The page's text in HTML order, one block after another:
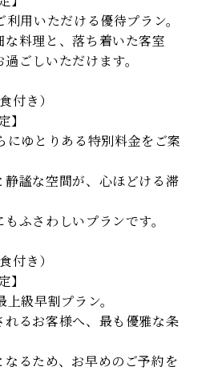
用いただける優待プラン。
料理と、落ち着いた客室
ごしいただけます。
付き）
】
にゆとりある特別料金をご案
謐な空間が、心ほどける滞
ふさわしいプランです。
付き）
】
級早割プラン。
るお客様へ、最も優雅な条
るため、お早めのご予約を